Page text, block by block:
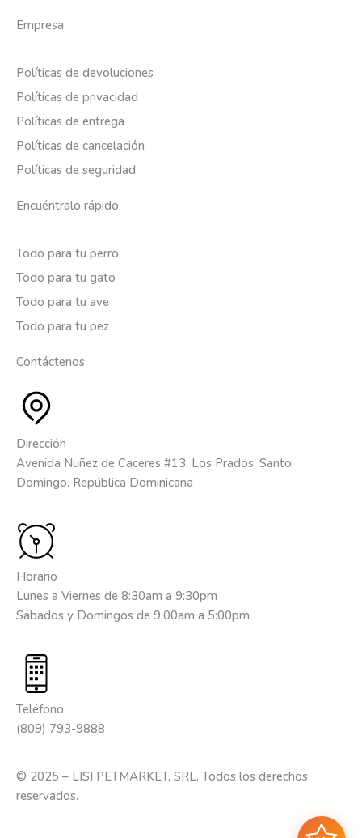
Empresa
Políticas de devoluciones
Políticas de privacidad
Políticas de entrega
Políticas de cancelación
Políticas de seguridad
Encuéntralo rápido
Todo para tu perro
Todo para tu gato
Todo para tu ave
Todo para tu pez
Contáctenos
Dirección
Avenida Nuñez de Caceres #13, Los Prados, Santo
Domingo. República Dominicana
Horario
Lunes a Viernes de 8:30am a 9:30pm
Sábados y Domingos de 9:00am a 5:00pm
Teléfono
(809) 793-9888
© 2025 – LISI PETMARKET, SRL. Todos los derechos
reservados.